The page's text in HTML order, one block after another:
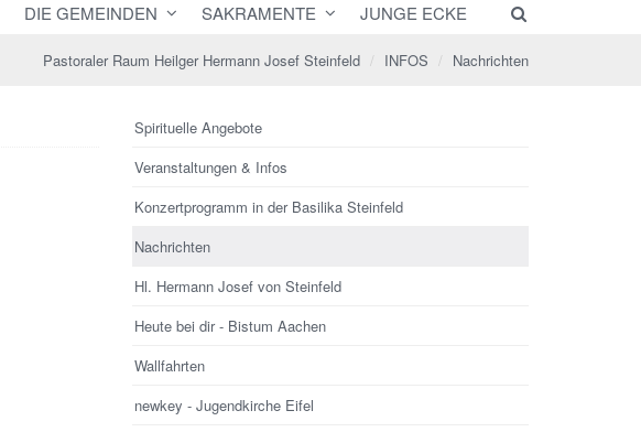
DIE GEMEINDEN SAKRAMENTE JUNGE ECKE
Pastoraler Raum Heilger Hermann Josef Steinfeld INFOS Nachrichten
Spirituelle Angebote
Veranstaltungen & Infos
Konzertprogramm in der Basilika Steinfeld
Nachrichten
Hl. Hermann Josef von Steinfeld
Heute bei dir - Bistum Aachen
Wallfahrten
newkey - Jugendkirche Eifel